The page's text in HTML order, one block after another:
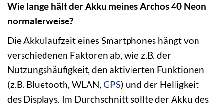
Wie lange hält der Akku meines Archos 40 Neon
normalerweise?
Die Akkulaufzeit eines Smartphones hängt von
verschiedenen Faktoren ab, wie z.B. der
Nutzungshäufigkeit, den aktivierten Funktionen
(z.B. Bluetooth, WLAN, GPS) und der Helligkeit
des Displays. Im Durchschnitt sollte der Akku des